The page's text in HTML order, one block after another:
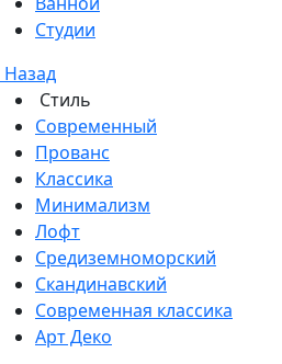
Студии
Назад
Стиль
Современный
Прованс
Классика
Минимализм
Лофт
Средиземноморский
Скандинавский
Современная классика
Арт Деко